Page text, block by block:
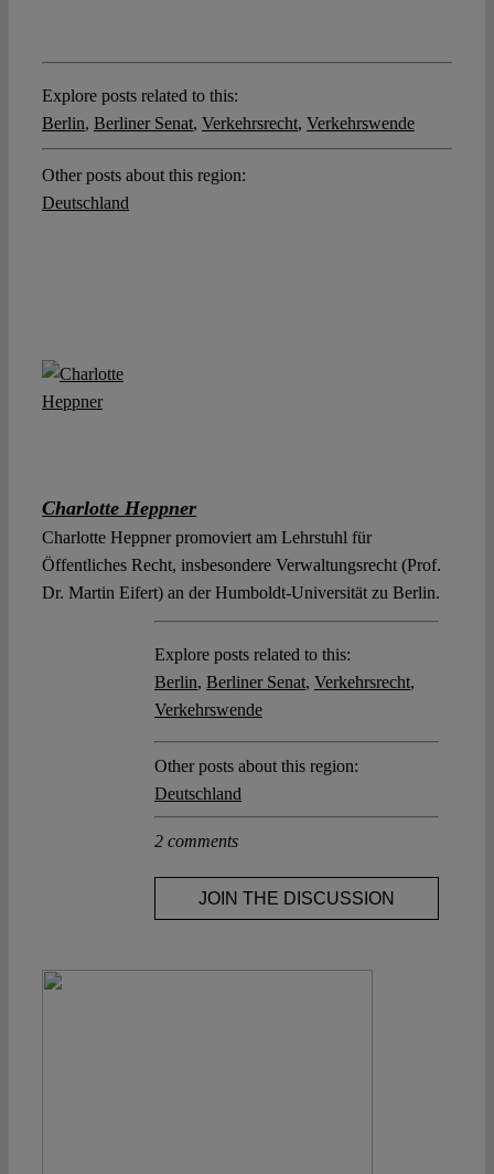
Explore posts related to this:
Berlin, Berliner Senat, Verkehrsrecht, Verkehrswende
Other posts about this region:
Deutschland
Charlotte Heppner
Charlotte Heppner promoviert am Lehrstuhl für
Öffentliches Recht, insbesondere Verwaltungsrecht (Prof.
Dr. Martin Eifert) an der Humboldt-Universität zu Berlin.
Explore posts related to this:
Berlin, Berliner Senat, Verkehrsrecht,
Verkehrswende
Other posts about this region:
Deutschland
2 comments
JOIN THE DISCUSSION